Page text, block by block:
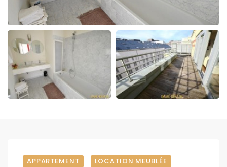
APPARTEMENT
LOCATION MEUBLÉE